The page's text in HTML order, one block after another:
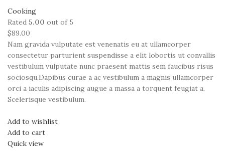
Cooking
Rated 5.00 out of 5
$89.00
Nam gravida vulputate est venenatis eu at ullamcorper
consectetur parturient suspendisse a elit lobortis ut convallis
vestibulum vulputate nunc praesent mattis sem faucibus risus
sociosqu.Dapibus curae a ac vestibulum a magnis ullamcorper
orci a iaculis adipiscing augue a massa a torquent feugiat a.
Scelerisque vestibulum.
Add to wishlist
Add to cart
Quick view